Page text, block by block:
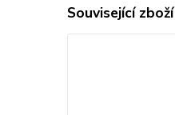
Související zboží